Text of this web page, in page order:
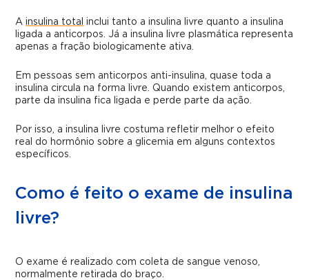
Ainsulina total inclui tanto a insulina livre quanto a insulina
ligada a anticorpos. Já a insulina livre plasmática representa
apenas a fração biologicamente ativa.
Em pessoas sem anticorpos anti-insulina, quase toda a
insulina circula na forma livre. Quando existem anticorpos,
parte da insulina fica ligada e perde parte da ação.
Por isso, a insulina livre costuma refletir melhor o efeito
real do hormônio sobre a glicemia em alguns contextos
específicos.
Como é feito o exame de insulina
livre?
O exame é realizado com coleta de sangue venoso,
normalmente retirada do braço.